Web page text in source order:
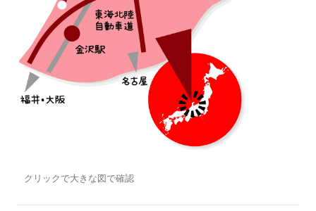
クリックで大きな図で確認